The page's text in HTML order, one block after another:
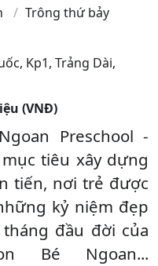
Trông thứ bảy
Kp1, Trảng Dài,
(VNĐ)
Preschool -
tiêu xây dựng
tiến, nơi trẻ được
kỷ niệm đẹp
đầu đời của
Bé Ngoan...